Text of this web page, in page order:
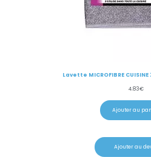
Lavette MICROFIBRE CUISINE
4.83€
Ajouter au
Ajouter au